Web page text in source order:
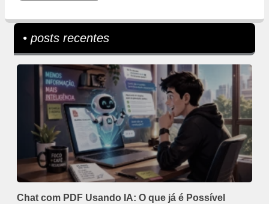
• posts recentes
Chat com PDF Usando IA: O que já é Possível